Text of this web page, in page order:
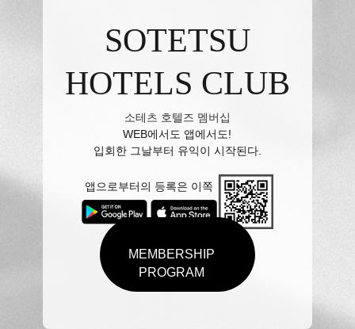
SOTETSU
HOTELS CLUB
소테츠 호텔즈 멤버십
WEB에서도 앱에서도!
입회한 그날부터 유익이 시작된다.
MEMBERSHIP
PROGRAM
앱으로부터의 등록은 이쪽